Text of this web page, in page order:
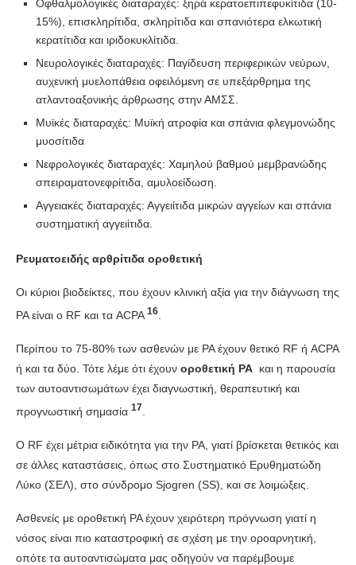
Οφθαλμολογικές διαταραχές: ξηρά κερατοεπιπεφυκίτιδα (10-
15%), επισκληρίτιδα, σκληρίτιδα και σπανιότερα ελκωτική
κερατίτιδα και ιριδοκυκλίτιδα.
Νευρολογικές διαταραχές: Παγίδευση περιφερικών νεύρων,
αυχενική μυελοπάθεια οφειλόμενη σε υπεξάρθρημα της
ατλαντοαξονικής άρθρωσης στην ΑΜΣΣ.
Μυϊκές διαταραχές: Μυϊκή ατροφία και σπάνια φλεγμονώδης
μυοσίτιδα
Νεφρολογικές διαταραχές: Χαμηλού βαθμού μεμβρανώδης
σπειραματονεφρίτιδα, αμυλοείδωση.
Αγγειακές διαταραχές: Αγγειίτιδα μικρών αγγείων και σπάνια
συστηματική αγγειίτιδα.
Ρευματοειδής αρθρίτιδα οροθετική
Οι κύριοι βιοδείκτες, που έχουν κλινική αξία για την διάγνωση της
ΡΑ είναι ο RF και τα ACPA 16
Περίπου το 75-80% των ασθενών με ΡΑ έχουν θετικό RF ή ACPA
ή και τα δύο. Τότε λέμε ότι έχουν οροθετική ΡΑ και η παρουσία
των αυτοαντισωμάτων έχει διαγνωστική, θεραπευτική και
προγνωστική σημασία 17
Ο RF έχει μέτρια ειδικότητα για την ΡΑ, γιατί βρίσκεται θετικός και
σε άλλες καταστάσεις, όπως στο Συστηματικό Ερυθηματώδη
Λύκο (ΣΕΛ), στο σύνδρομο Sjogren (SS), και σε λοιμώξεις.
Ασθενείς με οροθετική ΡΑ έχουν χειρότερη πρόγνωση γιατί η
νόσος είναι πιο καταστροφική σε σχέση με την οροαρνητική,
οπότε τα αυτοαντισώματα μας οδηγούν να παρέμβουμε